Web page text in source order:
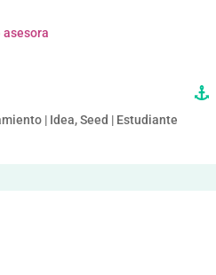
asesora
| Idea, Seed | Estudiante